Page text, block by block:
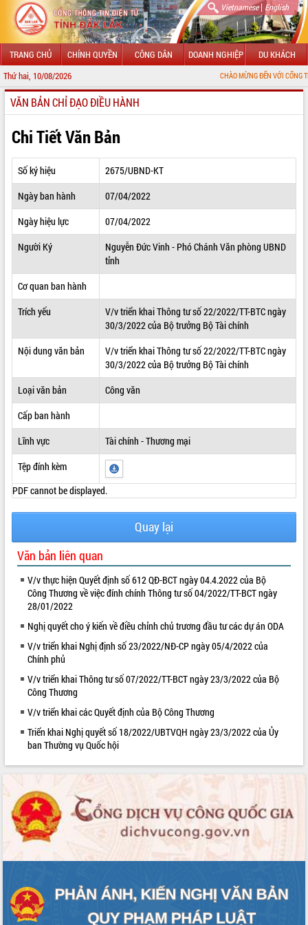
Vietnamese| English
TRANG CHỦ CHÍNH QUYỀN CÔNG DÂN DOANH NGHIỆP DU KHÁCH
Thứ hai, 10/08/2026 CHÀO MỪNG ĐẾN VỚI CỔNG THÔNG TIN
GIỚI THIỆU
LÃNH ĐẠO UBND TỈNH
TIN TỨC SỰ KIỆN
SỞ, BAN, NGÀNH
THÔNG TIN CHỈ ĐẠO ĐIỀU HÀNH
VĂN BẢN HĐND TỈNH
QUY HOẠCH - KẾ HOẠCH
Trailer Lễ hội Sầu riêng Đắk Lắk năm
Khám bệnh, cấp phát thuốc miễn phí
và tặng quà người dân xã Cư Pui
Hội nghị UBND tỉnh Đắk Lắk thường kỳ
tháng 7/2026
Lễ truy tặng danh hiệu “Bà Mẹ Việt
Lao động
UBND tỉnh Đắk Lắk triển khai nhiệm
VĂN BẢN CHỈ ĐẠO ĐIỀU HÀNH
Chi Tiết Văn Bản
Số ký hiệu
2675/UBND-KT
Ngày ban hành
07/04/2022
Ngày hiệu lực
07/04/2022
Người Ký
Nguyễn Đức Vinh - Phó Chánh Văn phòng UBND
tỉnh
Cơ quan ban hành
Trích yếu
V/v triển khai Thông tư số 22/2022/TT-BTC ngày
30/3/2022 của Bộ trưởng Bộ Tài chính
Nội dung văn bản
V/v triển khai Thông tư số 22/2022/TT-BTC ngày
30/3/2022 của Bộ trưởng Bộ Tài chính
Loại văn bản
Công văn
Cấp ban hành
Lĩnh vực
Tài chính - Thương mại
Tệp đính kèm
PDF cannot be displayed.
Quay lại
Văn bản liên quan
V/v thực hiện Quyết định số 612 QĐ-BCT ngày 04.4.2022 của Bộ
Công Thương về việc đính chính Thông tư số 04/2022/TT-BCT ngày
28/01/2022
Nghị quyết cho ý kiến về điều chỉnh chủ trương đầu tư các dự án ODA
V/v triển khai Nghị định số 23/2022/NĐ-CP ngày 05/4/2022 của
Chính phủ
V/v triển khai Thông tư số 07/2022/TT-BCT ngày 23/3/2022 của Bộ
Công Thương
V/v triển khai các Quyết định của Bộ Công Thương
Triển khai Nghị quyết số 18/2022/UBTVQH ngày 23/3/2022 của Ủy
ban Thường vụ Quốc hội